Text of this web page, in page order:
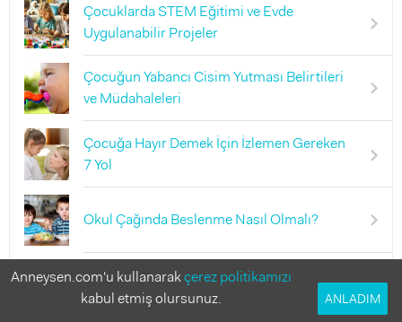
Çocuklarda STEM Eğitimi ve Evde
Uygulanabilir Projeler
Çocuğun Yabancı Cisim Yutması Belirtileri
ve Müdahaleleri
Çocuğa Hayır Demek İçin İzlemen Gereken
7 Yol
Okul Çağında Beslenme Nasıl Olmalı?
Çocuğa Zorla Yemek Yedirmek Neden
Yanlış?
Anneysen.com'u kullanarakçerez politikamızı
kabul etmiş olursunuz.
ANLADIM